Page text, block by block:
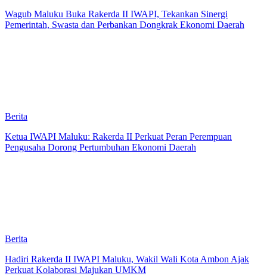
Wagub Maluku Buka Rakerda II IWAPI, Tekankan Sinergi
Pemerintah, Swasta dan Perbankan Dongkrak Ekonomi Daerah
Berita
Ketua IWAPI Maluku: Rakerda II Perkuat Peran Perempuan
Pengusaha Dorong Pertumbuhan Ekonomi Daerah
Berita
Hadiri Rakerda II IWAPI Maluku, Wakil Wali Kota Ambon Ajak
Perkuat Kolaborasi Majukan UMKM